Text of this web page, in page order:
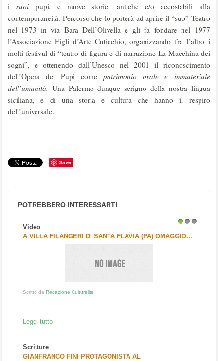
isuoi pupi, e nuove storie, antiche e/o accostabili alla
contemporaneità. Percorso che lo porterà ad aprire il “suo” Teatro
nel 1973 in via Bara Dell’Olivella e gli fa fondare nel 1977
l’Associazione Figli d’Arte Cuticchio, organizzando fra l’altro i
molti festival di “teatro di figura e di narrazione La Macchina dei
sogni”, e ottenendo dall’Unesco nel 2001 il riconoscimento
dell’Opera dei Pupi comepatrimonio orale e immateriale
dell’umanità. Una Palermo dunque scrigno della nostra lingua
siciliana, e di una storia e cultura che hanno il respiro
dell’universale.
Save
POTREBBERO INTERESSARTI
Video
A VILLA FILANGERI DI SANTA FLAVIA (PA) OMAGGIO...
Scritto da Redazione Culturelite
Leggi tutto
Scritture
GIANFRANCO FINI PROTAGONISTA AL